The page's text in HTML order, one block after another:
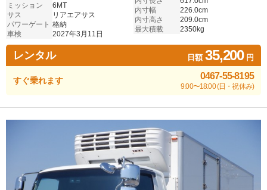
ミッション
6MT
サス
リアエアサス
パワーゲート 格納
車検
2027年3月11日
内寸幅
226.0cm
内寸高さ
209.0cm
最大積載
2350kg
レンタル 日額35,200円
すぐ乗れます 0467-55-8195
9:00〜18:00 (日・祝休み)